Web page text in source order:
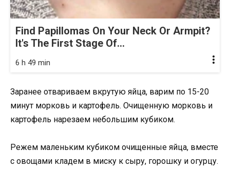
Find Papillomas On Your Neck Or Armpit?
It's The First Stage Of...
6 h 49 min
Заранее отвариваем вкрутую яйца, варим по 15-20
минут морковь и картофель. Очищенную морковь и
картофель нарезаем небольшим кубиком.
Режем маленьким кубиком очищенные яйца, вместе
с овощами кладем в миску к сыру, горошку и огурцу.